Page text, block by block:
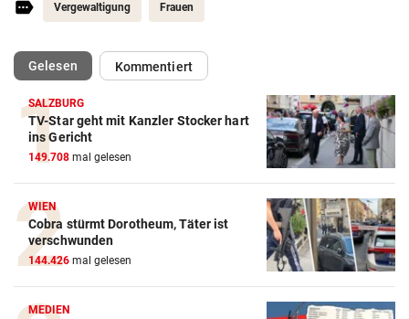
Vergewaltigung Frauen
Gelesen(ausgewählt)Kommentiert
SALZBURG
TV-Star geht mit Kanzler Stocker hart
ins Gericht
149.708 mal gelesen
WIEN
Cobra stürmt Dorotheum, Täter ist
verschwunden
144.426 mal gelesen
MEDIEN